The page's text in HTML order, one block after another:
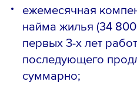
ежемесячная
найма жилья (34
первых 3-х лет
последующего
суммарно;